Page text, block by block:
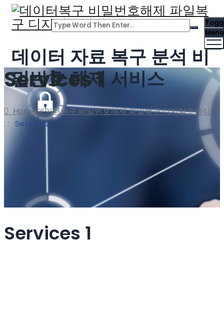
데이터 자료 복구 분석 비
밀번호 해제 서비스
Menu
Services 1
Home데이터복구 비밀번호해제 파일복구 디지털포렌식
: : Services 1
Services 1